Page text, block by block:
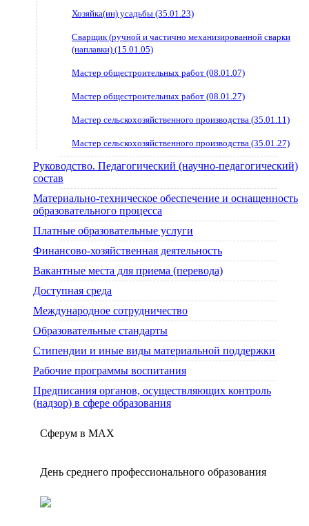
Хозяйка(ин) усадьбы (35.01.23)
Сварщик (ручной и частично механизированной сварки
(наплавки) (15.01.05)
Мастер общестроительных работ (08.01.07)
Мастер общестроительных работ (08.01.27)
Мастер сельскохозяйственного производства (35.01.11)
Мастер сельскохозяйственного производства (35.01.27)
Руководство. Педагогический (научно-педагогический)
состав
Материально-техническое обеспечение и оснащенность
образовательного процесса
Платные образовательные услуги
Финансово-хозяйственная деятельность
Вакантные места для приема (перевода)
Доступная среда
Международное сотрудничество
Образовательные стандарты
Стипендии и иные виды материальной поддержки
Рабочие программы воспитания
Предписания органов, осуществляющих контроль
(надзор) в сфере образования
Сферум в МАX
День среднего профессионального образования